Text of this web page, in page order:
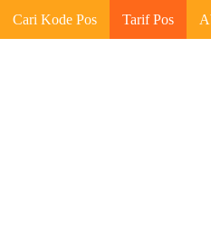
Cari Kode Pos Tarif Pos